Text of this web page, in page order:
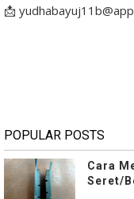
📩
POPULAR POSTS
Cara
Seret/